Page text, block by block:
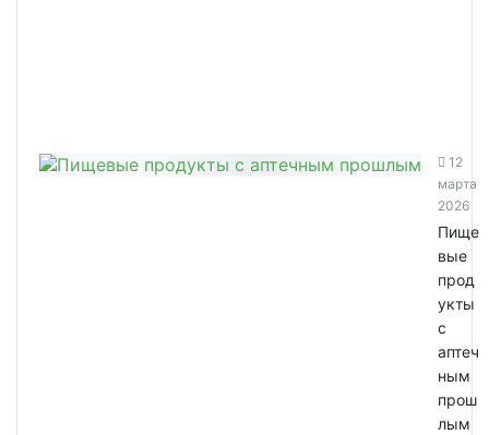
12
марта
2026
Пище
вые
прод
укты
с
аптеч
ным
прош
лым